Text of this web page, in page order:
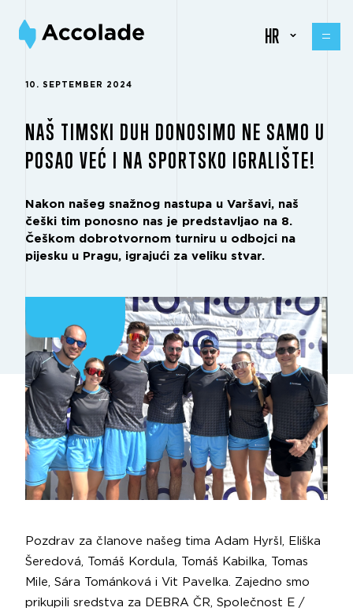
HR
10. SEPTEMBER 2024
NAŠ TIMSKI DUH DONOSIMO NE SAMO U
POSAO VEĆ I NA SPORTSKO IGRALIŠTE!
Nakon našeg snažnog nastupa u Varšavi, naš
češki tim ponosno nas je predstavljao na 8.
Češkom dobrotvornom turniru u odbojci na
pijesku u Pragu, igrajući za veliku stvar.
Pozdrav za članove našeg tima Adam Hyršl , Eliška
Šeredová, Tomáš Kordula, Tomáš Kabilka,
Tomas
Mile, Sára Tománková i Vit Pavelka. Zajedno smo
prikupili sredstva za DEBRA ČR, Společnost E /